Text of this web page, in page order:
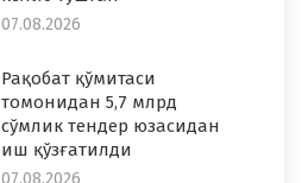
07.08.2026
Рақобат қўмитаси
томонидан 5,7 млрд
сўмлик тендер юзасидан
иш қўзғатилди